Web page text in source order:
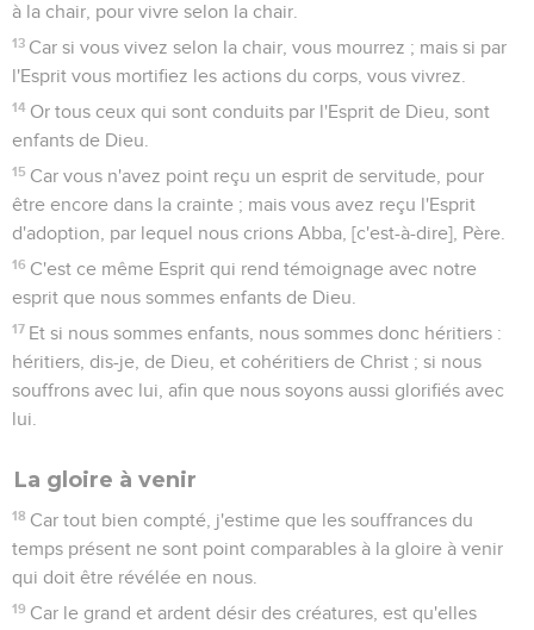
à la chair, pour vivre selon la chair.
13 Car si vous vivez selon la chair, vous mourrez ; mais si par
l'Esprit vous mortifiez les actions du corps, vous vivrez.
14 Or tous ceux qui sont conduits par l'Esprit de Dieu, sont
enfants de Dieu.
15 Car vous n'avez point reçu un esprit de servitude, pour
être encore dans la crainte ; mais vous avez reçu l'Esprit
d'adoption, par lequel nous crions Abba, [c'est-à-dire], Père.
16 C'est ce même Esprit qui rend témoignage avec notre
esprit que nous sommes enfants de Dieu.
17 Et si nous sommes enfants, nous sommes donc héritiers :
héritiers, dis-je, de Dieu, et cohéritiers de Christ ; si nous
souffrons avec lui, afin que nous soyons aussi glorifiés avec
lui.
La gloire à venir
18 Car tout bien compté, j'estime que les souffrances du
temps présent ne sont point comparables à la gloire à venir
qui doit être révélée en nous.
19 Car le grand et ardent désir des créatures, est qu'elles